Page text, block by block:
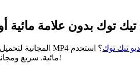
توك بدون علامة مائية
تيك توك؟ استخدم TikTokio لحفظ فيديوهات تيك توك بجودة HD وبدون علامات
مائية. سريع ومجاني ويعمل على جميع الأجهزة. جرب الأداة الأفضل اليوم!